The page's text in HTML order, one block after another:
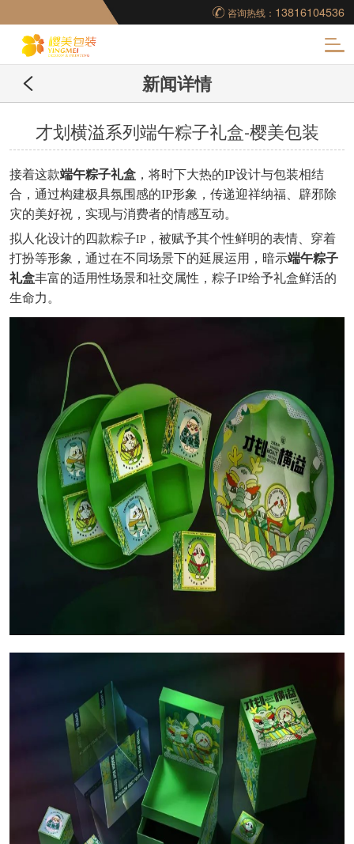
咨询热线： 13816104536
妆品包装盒工厂,高档
包装盒定制,创意包装
盒设计,包装盒制作
新闻详情
才划横溢系列端午粽子礼盒-樱美包装
接着这款端午粽子礼盒，将时下大热的IP设计与包装相结
合 ，通过构建极具氛围感的IP形象 ，传递迎祥纳福、辟邪除
灾的美好祝，实现与消费者的情感互动。
拟人化设计的四款粽子IP，被赋予其个性鲜明的表情、穿着
打扮等形象，通过在不同场景下的延展运用，暗示端午粽子
礼盒丰富的适用性场景和社交属性，粽子IP给予礼盒鲜活的
生命力 。